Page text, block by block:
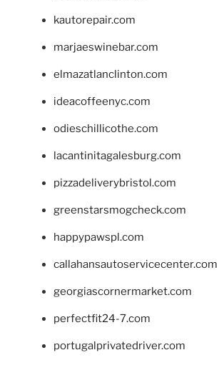
kautorepair.com
marjaeswinebar.com
elmazatlanclinton.com
ideacoffeenyc.com
odieschillicothe.com
lacantinitagalesburg.com
pizzadeliverybristol.com
greenstarsmogcheck.com
happypawspl.com
callahansautoservicecenter.com
georgiascornermarket.com
perfectfit24-7.com
portugalprivatedriver.com